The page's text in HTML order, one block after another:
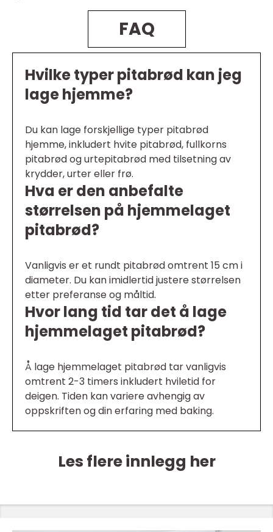
FAQ
Hvilke typer pitabrød kan jeg
lage hjemme?
Du kan lage forskjellige typer pitabrød
hjemme, inkludert hvite pitabrød, fullkorns
pitabrød og urtepitabrød med tilsetning av
krydder, urter eller frø.
Hva er den anbefalte
størrelsen på hjemmelaget
pitabrød?
Vanligvis er et rundt pitabrød omtrent 15 cm i
diameter. Du kan imidlertid justere størrelsen
etter preferanse og måltid.
Hvor lang tid tar det å lage
hjemmelaget pitabrød?
Å lage hjemmelaget pitabrød tar vanligvis
omtrent 2-3 timers inkludert hviletid for
deigen. Tiden kan variere avhengig av
oppskriften og din erfaring med baking.
Les flere innlegg her